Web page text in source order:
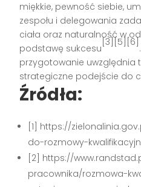
miękkie, pewność siebie,
zespołu i delegowania
ciała oraz naturalność w
podstawę sukcesu
[3][5][6]
przygotowanie uwzględnia
strategiczne podejście do
Źródła:
[1] https://
do-rozmowy-
[2] https://
pracownika/rozmowa-